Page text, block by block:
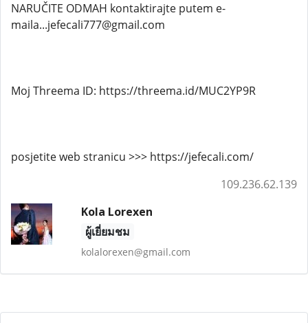
NARUČITE ODMAH kontaktirajte putem e-
maila...jefecali777@gmail.com
Moj Threema ID: https://threema.id/MUC2YP9R
posjetite web stranicu >>> https://jefecali.com/
109.236.62.139
Kola Lorexen
ผู้เยี่ยมชม
kolalorexen@gmail.com